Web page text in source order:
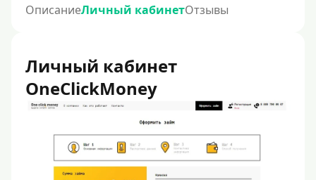
ОписаниеЛичный кабинетОтзывы
Личный кабинет
OneClickMoney